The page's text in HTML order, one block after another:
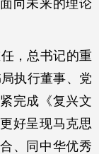
向未来的理论
，总书记的重
执行董事、党
完成《复兴文
好呈现马克思
、同中华优秀